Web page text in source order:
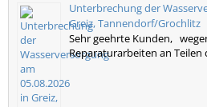
Unterbrechung der
Greiz, Tannendorf/Grochlitz
Sehr geehrte Kunden,
Reparaturarbeiten an Teilen